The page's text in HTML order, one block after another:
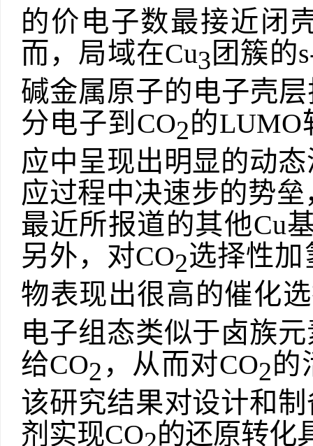
的价电子数最接近闭
而，局域在Cu3团簇的
碱金属原子的电子壳
分电子到 CO2的LUMO
应中呈现出明显的动
应过程中决速步的势
最近所报道的其他Cu
另外，对CO2选择性加
物表现出很高的催化
电子组态类似于卤族
给CO2 ，从而对CO2的
该研究结果对设计和
剂实现CO 的还原转化